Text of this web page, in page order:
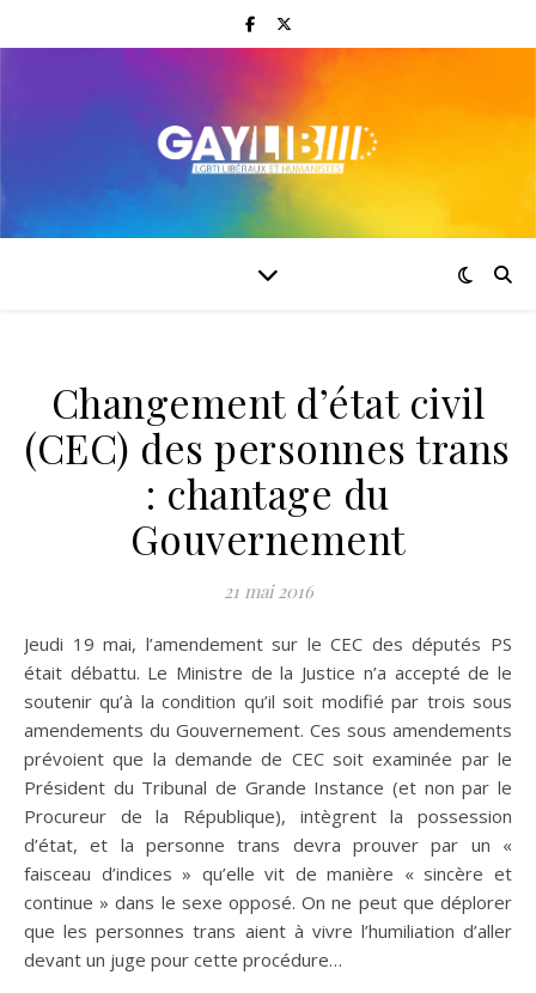
Changement d’état civil
(CEC) des personnes trans
: chantage du
Gouvernement
21 mai 2016
Jeudi 19 mai, l’amendement sur le CEC des députés PS
était débattu. Le Ministre de la Justice n’a accepté de le
soutenir qu’à la condition qu’il soit modifié par trois sous
amendements du Gouvernement. Ces sous amendements
prévoient que la demande de CEC soit examinée par le
Président du Tribunal de Grande Instance (et non par le
Procureur de la République), intègrent la possession
d’état, et la personne trans devra prouver par un «
faisceau d’indices » qu’elle vit de manière « sincère et
continue » dans le sexe opposé. On ne peut que déplorer
que les personnes trans aient à vivre l’humiliation d’aller
devant un juge pour cette procédure…